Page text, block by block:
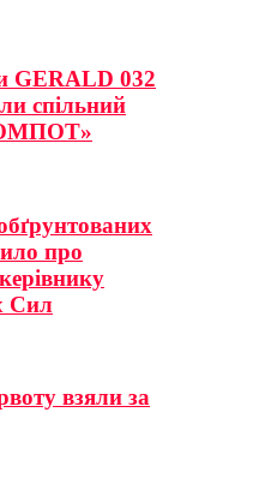
GERALD 032
спільний
про
Сил
взяли за